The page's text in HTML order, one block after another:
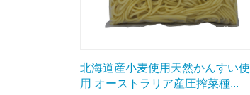
北海道産小麦使用天然かんすい使
用 オーストラリア産圧搾菜種...